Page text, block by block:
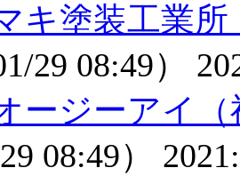
キ塗装工業
29 08:49）
ージーアイ
08:49）